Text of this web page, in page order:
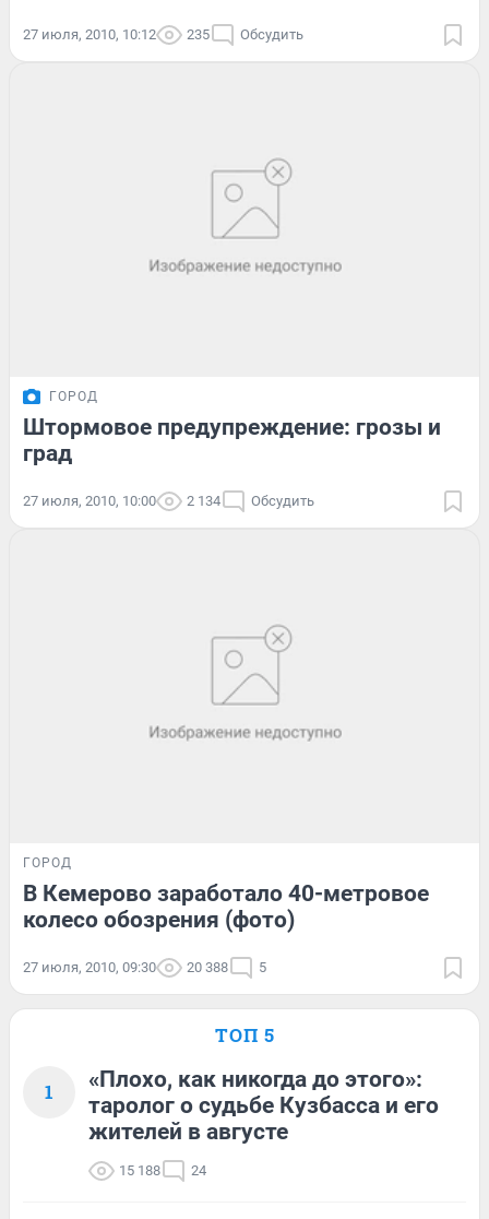
27 июля, 2010, 10:12 235 Обсудить
ГОРОД
Штормовое предупреждение: грозы и
град
27 июля, 2010, 10:00 2 134 Обсудить
ГОРОД
В Кемерово заработало 40-метровое
колесо обозрения (фото)
27 июля, 2010, 09:30 20 388 5
ТОП 5
1
«Плохо, как никогда до этого»:
таролог о судьбе Кузбасса и его
жителей в августе
15 188 24